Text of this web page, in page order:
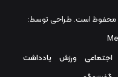
محفوظ است. طراحی توسط:
اجتماعی ورزش
یادداشت